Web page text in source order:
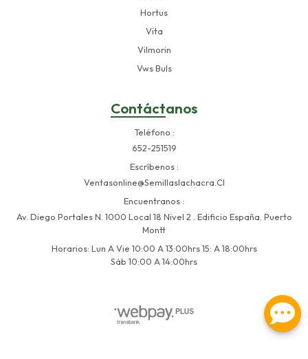
Hortus
Vita
Vilmorin
Vws Buls
Contáctanos
Teléfono
652-251519
Escríbenos
Ventasonline@semillaslachacra.cl
Encuentranos
Av. Diego Portales N. 1000 Local 18 Nivel 2 . Edificio España. Puerto
Montt
Horarios: Lun A Vie 10:00 A 13:00hrs 15: A 18:00hrs
Sáb 10:00 A 14:00hrs